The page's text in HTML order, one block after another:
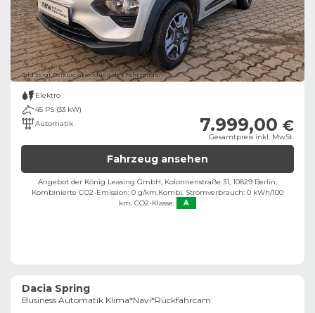
Bild zeigt Beispielabbildung des Fahrzeugs
Elektro
45 PS (33 kW)
Automatik
7.999,00 €
Gesamtpreis inkl. MwSt.
Fahrzeug ansehen
Angebot der König Leasing GmbH, Kolonnenstraße 31, 10829 Berlin;
Kombinierte CO2-Emission: 0 g/km,Kombi. Stromverbrauch: 0 kWh/100
km, CO2-Klasse: A
Dacia Spring
Business Automatik Klima*Navi*Rückfahrcam